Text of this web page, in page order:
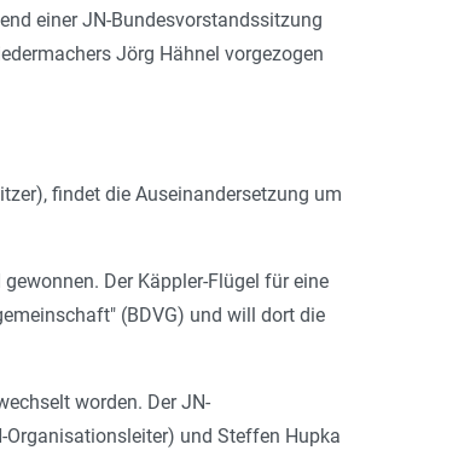
einer JN-Bundesvorstandssitzung
Jörg Hähnel vorgezogen
findet die Auseinandersetzung um
Der Käppler-Flügel für eine
(BDVG) und will dort die
worden. Der JN-
Organisationsleiter) und Steffen Hupka